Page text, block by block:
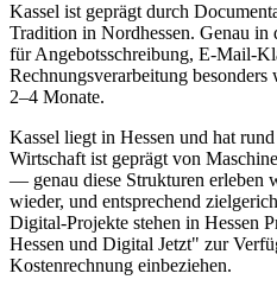
Kassel ist geprägt durch
Tradition in Nordhessen. Genau
für Angebotsschreibung, E-Mail-
Rechnungsverarbeitung
2–4 Monate.
Kassel liegt in Hessen und hat
Wirtschaft ist geprägt von
— genau diese Strukturen erleben
wieder, und entsprechend
Digital-Projekte stehen in Hessen
Hessen und Digital Jetzt" zur
Kostenrechnung einbeziehen.